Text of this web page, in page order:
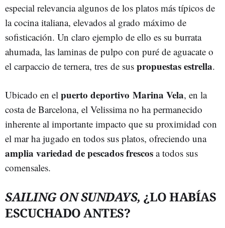
especial relevancia algunos de los platos más típicos de
la cocina italiana, elevados al grado máximo de
sofisticación. Un claro ejemplo de ello es su burrata
ahumada, las laminas de pulpo con puré de aguacate o
el carpaccio de ternera, tres de sus propuestas estrella.
Ubicado en el puerto deportivo Marina Vela, en la
costa de Barcelona, el Velissima no ha permanecido
inherente al importante impacto que su proximidad con
el mar ha jugado en todos sus platos, ofreciendo una
amplia variedad de pescados frescos a todos sus
comensales.
SAILING ON SUNDAYS, ¿LO HABÍAS
ESCUCHADO ANTES?